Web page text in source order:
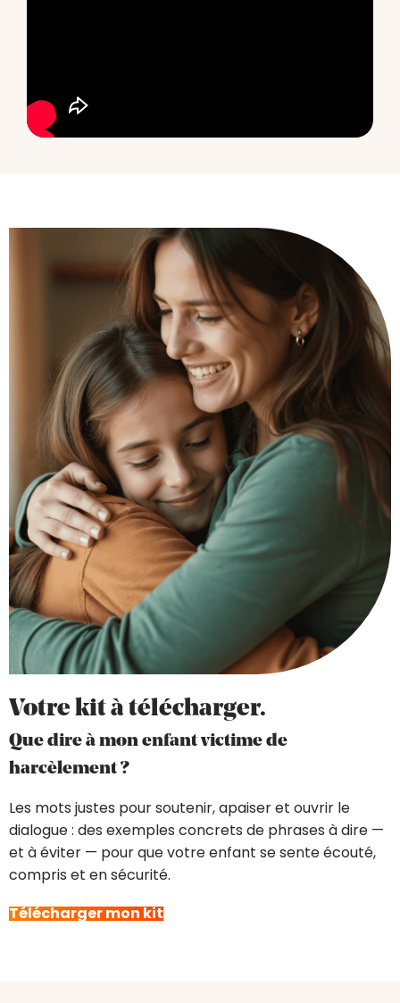
Votre kit à télécharger.
Que dire à mon enfant victime de
harcèlement ?
Les mots justes pour soutenir, apaiser et ouvrir le
dialogue : des exemples concrets de phrases à dire —
et à éviter — pour que votre enfant se sente écouté,
compris et en sécurité.
Télécharger mon kit